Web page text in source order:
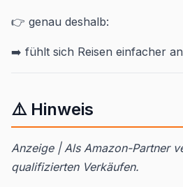
👉 genau deshalb:
➡️ fühlt sich Reisen einfacher an
⚠️ Hinweis
Anzeige | Als Amazon-Partner
qualifizierten Verkäufen.